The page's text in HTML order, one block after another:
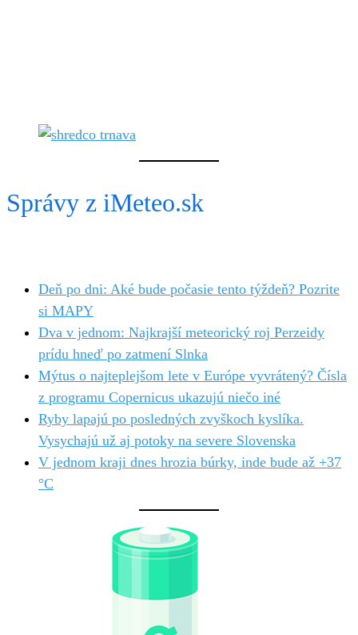
Správy z iMeteo.sk
Deň po dni: Aké bude počasie tento týždeň? Pozrite
si MAPY
Dva v jednom: Najkrajší meteorický roj Perzeidy
prídu hneď po zatmení Slnka
Mýtus o najteplejšom lete v Európe vyvrátený? Čísla
z programu Copernicus ukazujú niečo iné
Ryby lapajú po posledných zvyškoch kyslíka.
Vysychajú už aj potoky na severe Slovenska
V jednom kraji dnes hrozia búrky, inde bude až +37
°C